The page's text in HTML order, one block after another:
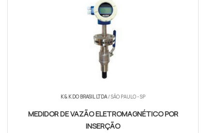
K & K DO BRASIL LTDA/ SÃO PAULO - SP
MEDIDOR DE VAZÃO ELETROMAGNÉTICO POR
INSERÇÃO